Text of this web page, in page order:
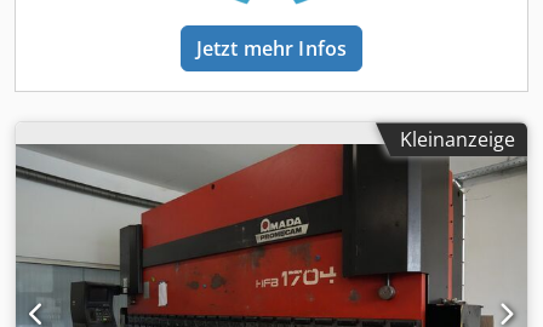
anbieten. Kontaktieren Sie uns für weitere Informationen. •
Arbeitsbereich mit Repositionierung: 5000 x 1525 mm •
Max. Blechdicke: 4,5 mm (Baustahl) •
Vorschubgeschwindigkeit X/Y: 100 / 80 m/min (128 m/min
Turret-Stationen: 45 • AutoIndex-Stationen: 4 (2 x B, 2 x C) •
Vorschubgeschwindigkeit des Revolvers: 30 1/min • Max.
Anzahl von Treffern: 1000/min • Maschinengestell:
Brückengestell • Stanzantrieb: Servoelektrischer
Doppelantrieb • Antriebe (Revolver + Tisch): AC-Servo-
Motoren • Klammern: Pneumatisch • Elektrischer
Anschluss: 400V / 50Hz • Elektrischer Verbrauch: 1 kW - 7
kW • Luftverbrauch (Maschine): 250 l/min • Luftverbrauch
Jetzt mehr Infos
Kleinanzeige